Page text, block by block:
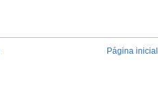
Página inicial